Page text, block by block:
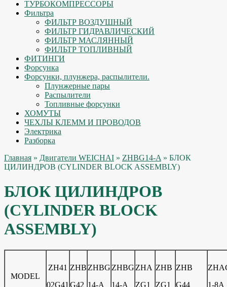
ТУРБОКОМПРЕССОРЫ
Фильтра
ФИЛЬТР ВОЗДУШНЫЙ
ФИЛЬТР ГИДРАВЛИЧЕСКИЙ
ФИЛЬТР МАСЛЯННЫЙ
ФИЛЬТР ТОПЛИВНЫЙ
ФИТИНГИ
Форсунка
Форсунки, плунжера, распылители.
Плунжерные пары
Распылители
Топливные форсунки
ХОМУТЫ
ЧЕХЛЫ КЛЕММ И ПРОВОДОВ
Электрика
Разборка
Главная » Двигатели WEICHAI » ZHBG14-A » БЛОК
ЦИЛИНДРОВ (CYLINDER BLOCK ASSEMBLY)
БЛОК ЦИЛИНДРОВ
(CYLINDER BLOCK
ASSEMBLY)
MODEL
ZH41
02G41
ZHB
G42
ZHBG
14-A
ZHBG
14-A
ZHA
ZG1
ZHB
ZG1
ZHB
G44
1-8A